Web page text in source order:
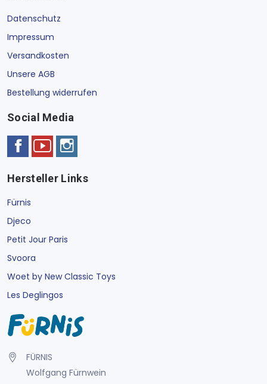
Datenschutz
Impressum
Versandkosten
Unsere AGB
Bestellung widerrufen
Social Media
Hersteller Links
Fürnis
Djeco
Petit Jour Paris
Svoora
Woet by New Classic Toys
Les Deglingos
FÜRNIS
Wolfgang Fürnwein